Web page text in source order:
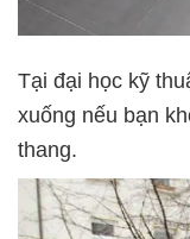
Tại đại học kỹ
xuống nếu bạn
thang.